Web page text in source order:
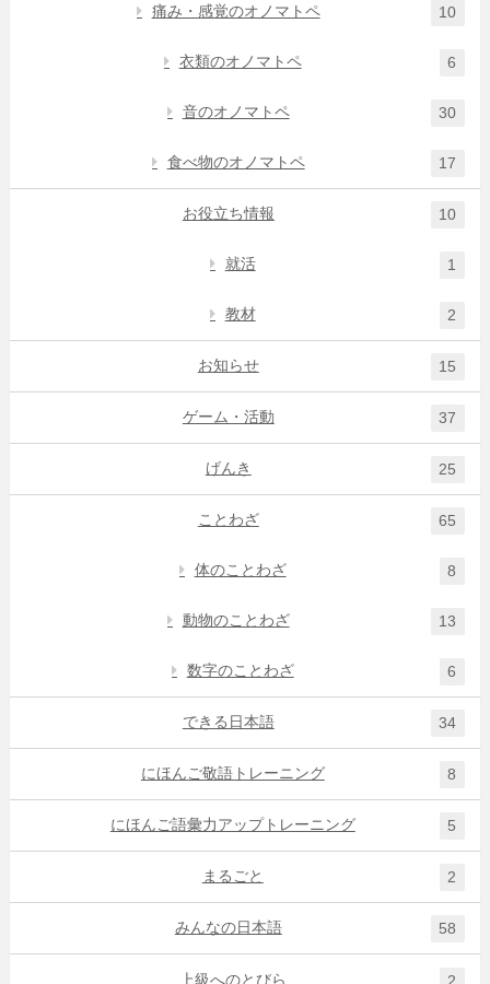
痛み・感覚のオノマトペ 10
衣類のオノマトペ 6
音のオノマトペ 30
食べ物のオノマトペ 17
お役立ち情報 10
就活 1
教材 2
お知らせ 15
ゲーム・活動 37
げんき 25
ことわざ 65
体のことわざ 8
動物のことわざ 13
数字のことわざ 6
できる日本語 34
にほんご敬語トレーニング 8
にほんご語彙力アップトレーニング 5
まるごと 2
みんなの日本語 58
上級へのとびら 2